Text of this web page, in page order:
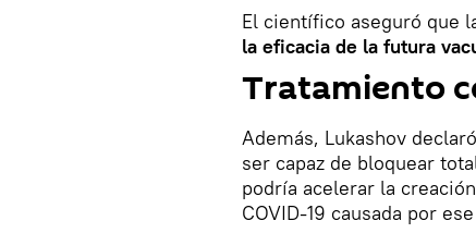
El científico aseguró que
la eficacia de la futura
Tratamiento
Además, Lukashov
ser capaz de bloquear
podría acelerar la
COVID-19 causada por